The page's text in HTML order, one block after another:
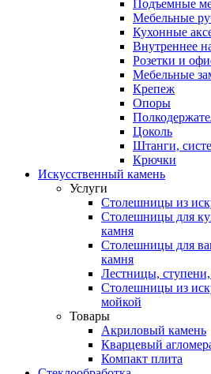
Подъемные
Мебельные
Кухонные
Внутреннее
Розетки и
Мебельные
Крепеж
Опоры
Цоколь
Штанги,
Крючки
Искусственный камень
Услуги
Столешницы из
Столешницы для
камня
Столешницы для
камня
Лестницы,
Столешницы из
мойкой
Товары
Акриловый камень
Кварцевый
Компакт плита